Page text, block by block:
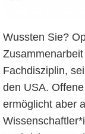
Wussten Sie?
Fachdisziplin,
den USA.
ermöglicht aber